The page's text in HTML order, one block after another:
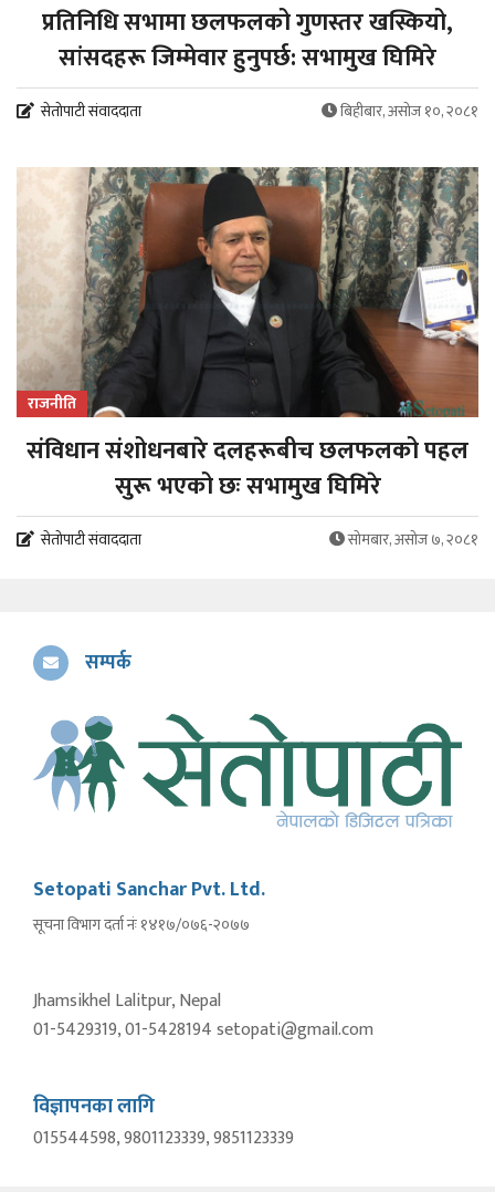
प्रतिनिधि सभामा छलफलको गुणस्तर खस्कियो,
सांसदहरू जिम्मेवार हुनुपर्छ: सभामुख घिमिरे
सेतोपाटी संवाददाता बिहीबार, असोज १०, २०८१
राजनीति
संविधान संशोधनबारे दलहरूबीच छलफलको पहल
सुरू भएको छः सभामुख घिमिरे
सेतोपाटी संवाददाता सोमबार, असोज ७, २०८१
सम्पर्क
Setopati Sanchar Pvt. Ltd.
सूचना विभाग दर्ता नंः १४१७/०७६-२०७७
Jhamsikhel Lalitpur, Nepal
01-5429319, 01-5428194 setopati@gmail.com
विज्ञापनका लागि
015544598, 9801123339, 9851123339